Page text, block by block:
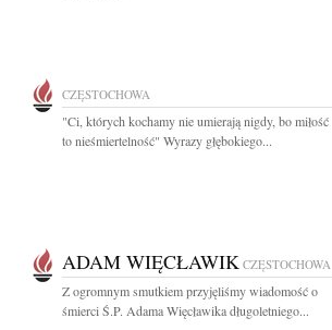
CZĘSTOCHOWA
"Ci, których kochamy nie umierają nigdy, bo miłość
to nieśmiertelność" Wyrazy głębokiego...
ADAM WIĘCŁAWIK CZĘSTOCHOWA
Z ogromnym smutkiem przyjęliśmy wiadomość o
śmierci Ś.P. Adama Więcławika długoletniego...